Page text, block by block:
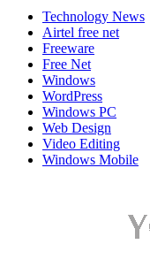
Technology News
Airtel free net
Freeware
Free Net
Windows
WordPress
Windows PC
Web Design
Video Editing
Windows Mobile